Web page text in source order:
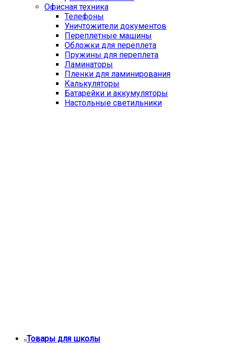
Офисная техника
Телефоны
Уничтожители документов
Переплетные машины
Обложки для переплета
Пружины для переплета
Ламинаторы
Пленки для ламинирования
Калькуляторы
Батарейки и аккумуляторы
Настольные светильники
Товары для школы